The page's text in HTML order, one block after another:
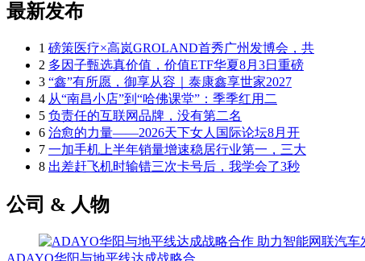
最新发布
1 磅策医疗×高岚GROLAND首秀广州发博会，共
2 多因子甄选真价值，价值ETF华夏8月3日重磅
3 “鑫”有所愿，御享从容｜泰康鑫享世家2027
4 从“南昌小店”到“哈佛课堂”：季季红用二
5 负责任的互联网品牌，没有第二名
6 治愈的力量——2026天下女人国际论坛8月开
7 一加手机上半年销量增速稳居行业第一，三大
8 出差赶飞机时输错三次卡号后，我学会了3秒
公司 & 人物